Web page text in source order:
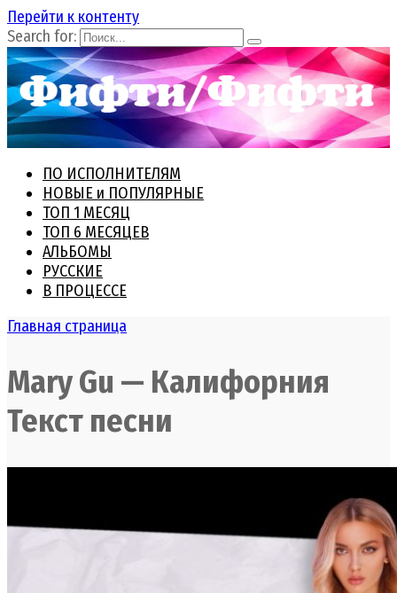
Перейти к контенту
Search for:
ПО ИСПОЛНИТЕЛЯМ
НОВЫЕ и ПОПУЛЯРНЫЕ
ТОП 1 МЕСЯЦ
ТОП 6 МЕСЯЦЕВ
АЛЬБОМЫ
РУССКИЕ
В ПРОЦЕССЕ
Главная страница
Mary Gu — Калифорния
Текст песни